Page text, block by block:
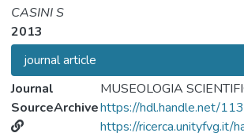
CASINI S
2013
journal article
Journal
MUSEOLOGIA
SourceArchivehttps://hdl.handle.net/
https://